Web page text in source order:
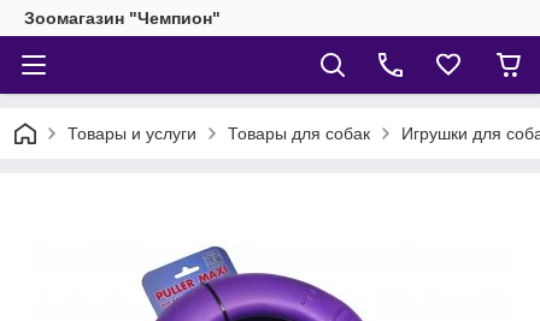
Зоомагазин "Чемпион"
Товары и услуги Товары для собак Игрушки для